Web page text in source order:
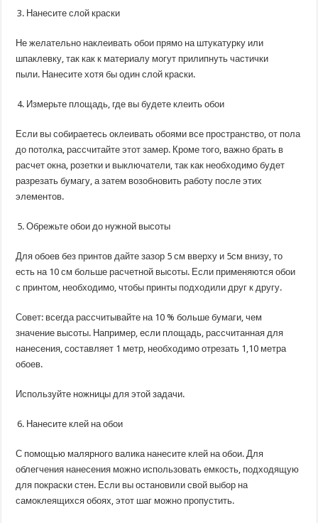
Нанесите слой краски
Не желательно наклеивать обои прямо на штукатурку или
шпаклевку, так как к материалу могут прилипнуть частички
пыли. Нанесите хотя бы один слой краски.
Измерьте площадь, где вы будете клеить обои
Если вы собираетесь оклеивать обоями все пространство, от пола
до потолка, рассчитайте этот замер. Кроме того, важно брать в
расчет окна, розетки и выключатели, так как необходимо будет
разрезать бумагу, а затем возобновить работу после этих
элементов.
Обрежьте обои до нужной высоты
Для обоев без принтов дайте зазор 5 см вверху и 5см внизу, то
есть на 10 см больше расчетной высоты. Если применяются обои
с принтом, необходимо, чтобы принты подходили друг к другу.
Совет: всегда рассчитывайте на 10 % больше бумаги, чем
значение высоты. Например, если площадь, рассчитанная для
нанесения, составляет 1 метр, необходимо отрезать 1,10 метра
обоев.
Используйте ножницы для этой задачи.
Нанесите клей на обои
С помощью малярного валика нанесите клей на обои. Для
облегчения нанесения можно использовать емкость, подходящую
для покраски стен. Если вы остановили свой выбор на
самоклеящихся обоях, этот шаг можно пропустить.